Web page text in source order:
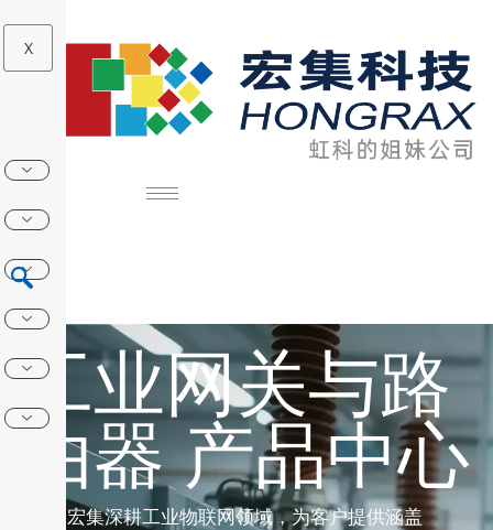
X
工业网关与路
由器 产品中心
宏集深耕工业物联网领域，为客户提供涵盖